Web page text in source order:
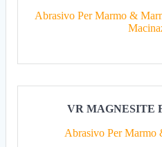
Abrasivo Per Marmo &
VR MAGNESITE
Abrasivo Per